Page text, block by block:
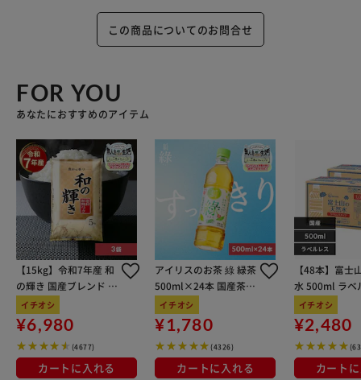
ファブリーズトイレ用消臭剤＋抗菌*なら、自動ﾆｵｲｾﾝｻｰ技
術＋抗菌*で、防臭に加えて菌の増殖を防ぎます。
し、菌の成長を防ぎ続けます。
約8週間つづく壁と床*1の防臭抗菌*まで！
成分最高レベル配合！
*一般的なビニールクッションフロアやトイレのマットを抗
菌します。特定の菌・条件下で試験。全ての菌に同様の効果
が得られるものではありません。
*1ﾆｵｲの染み込みやすい壁紙、ビニールクッションフロアや
布製品などを防臭します。
【フレッシュ・グリーン・ラベンダーの香り】
ファブリーズの次世代消臭剤！
トイレの防臭＋抗菌*まで！
トイレでは、掃除しにくい壁紙や天井にﾆｵｲが付着し続ける
だけでなく、床にも菌が継続的に増殖するのです。
ファブリーズトイレ用消臭剤＋抗菌*なら、自動ﾆｵｲｾﾝｻｰ技
この商品についてのお問合せ
FOR YOU
あなたにおすすめのアイテム
【15kg】令和7年産 和
の輝き 国産ブレンド 5
kg×3袋
イチオシ
¥6,980
(4677)
カートに入れる
アイリスのお茶 綠 緑茶
500ml×24本 国産茶葉
100％使用
イチオシ
¥1,780
(4326)
カートに入れる
【48本】富士
水 500ml ラベ
イチオシ
¥2,480
カート